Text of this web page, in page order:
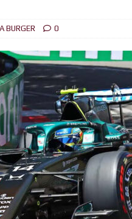
FORMULA BURGER
victoria en Silverstone, Russell 2do,
FORMULA BURGER
desde la Pole el Gran Premio de
(Y y Z) FORMULA BURGER
BURGER 0